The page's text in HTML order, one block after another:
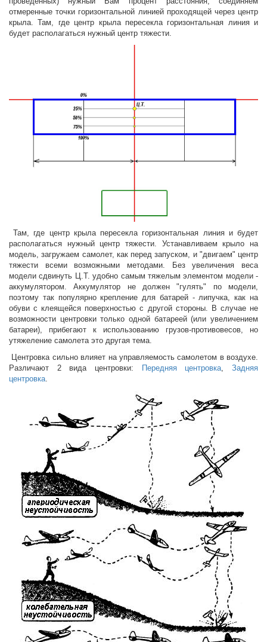
отмеренные точки горизонтальной линией проходящей через центр
крыла. Там, где центр крыла пересекла горизонтальная линия и
будет располагаться нужный центр тяжести.
Там, где центр крыла пересекла горизонтальная линия и будет
располагаться нужный центр тяжести. Устанавливаем крыло на
модель, загружаем самолет, как перед запуском, и "двигаем" центр
тяжести всеми возможными методами. Без увеличения веса
модели сдвинуть Ц.Т. удобно самым тяжелым элементом модели -
аккумулятором. Аккумулятор не должен "гулять" по модели,
поэтому так популярно крепление для батарей - липучка, как на
обуви с клеящейся поверхностью с другой стороны. В случае не
возможности центровки только одной батареей (или увеличением
батареи), прибегают к использованию грузов-противовесов, но
утяжеление самолета это другая тема.
Центровка сильно влияет на управляемость самолетом в воздухе.
Различают 2 вида центровки: Передняя центровка ,Задняя
центровка